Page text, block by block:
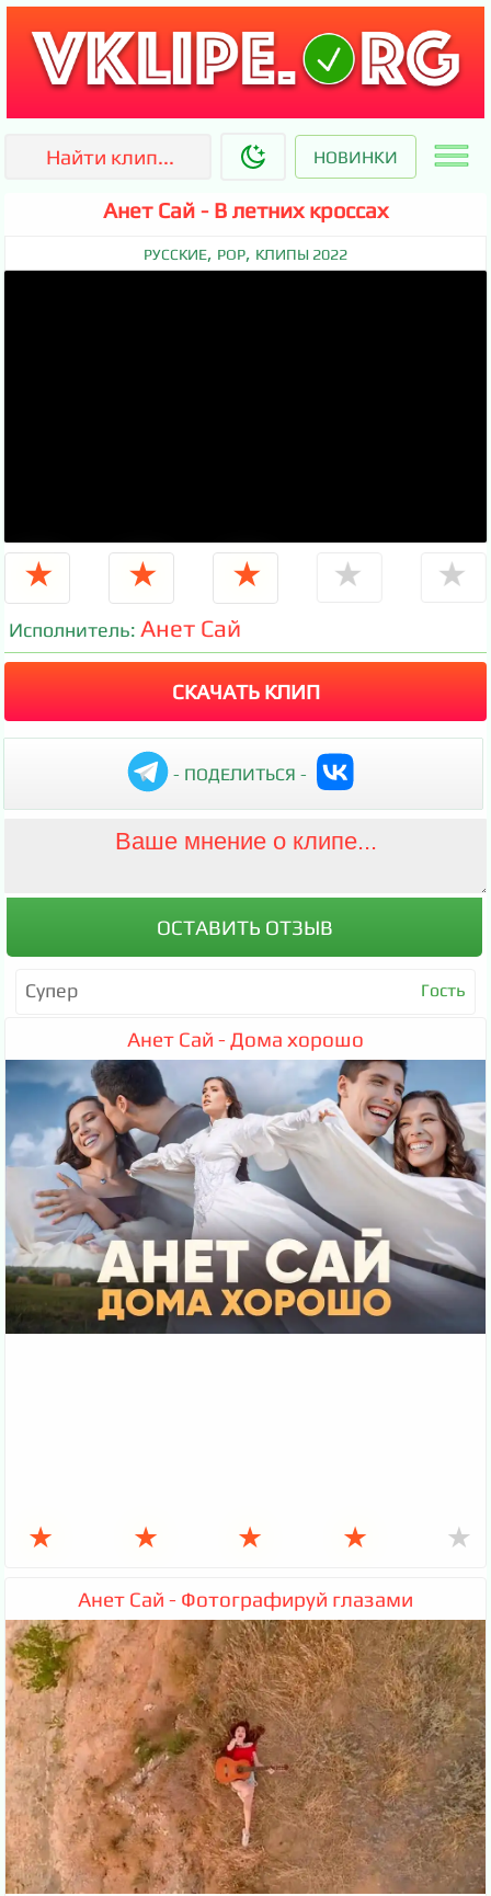
НОВИНКИ
Анет Сай - В летних кроссах
РУССКИЕ, POP, КЛИПЫ 2022
★ ★ ★ ★ ★
Исполнитель:Анет Сай
СКАЧАТЬ КЛИП
- ПОДЕЛИТЬСЯ -
Супер Гость
Анет Сай - Дома хорошо
★ ★ ★ ★ ★
Анет Сай - Фотографируй глазами